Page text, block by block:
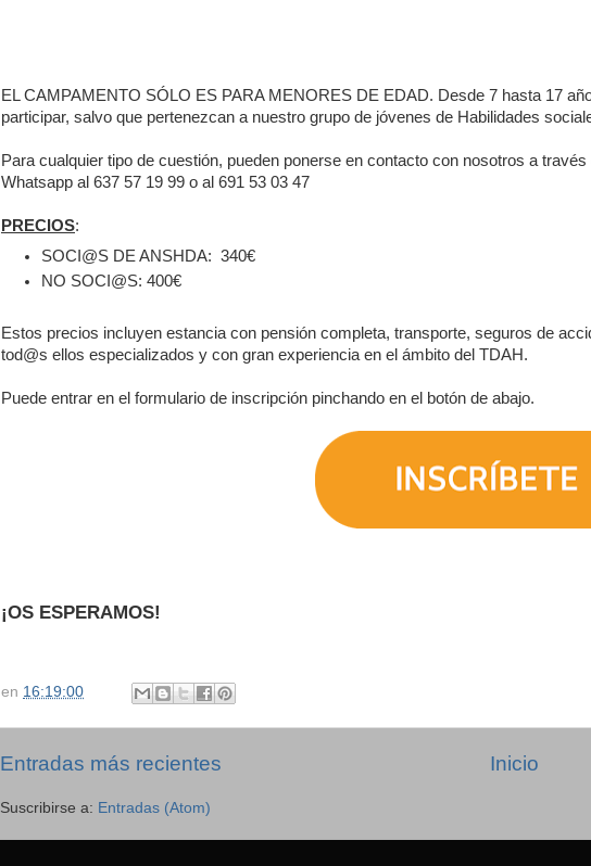
EL CAMPAMENTO SÓLO ES PARA MENORES DE EDAD. Desde 7 hasta 17
participar, salvo que pertenezcan a nuestro grupo de jóvenes de Habilidades
Para cualquier tipo de cuestión, pueden ponerse en contacto con nosotros a
Whatsapp al 637 57 19 99 o al 691 53 03 47
PRECIOS:
SOCI@S DE ANSHDA: 340€
NO SOCI@S: 400€
Estos precios incluyen estancia con pensión completa, transporte, seguros de
tod@s ellos especializados y con gran experiencia en el ámbito del TDAH.
Puede entrar en el formulario de inscripción pinchando en el botón de abajo.
¡OS ESPERAMOS!
en 16:19:00
Entradas más recientes Inicio
Suscribirse a: Entradas (Atom)